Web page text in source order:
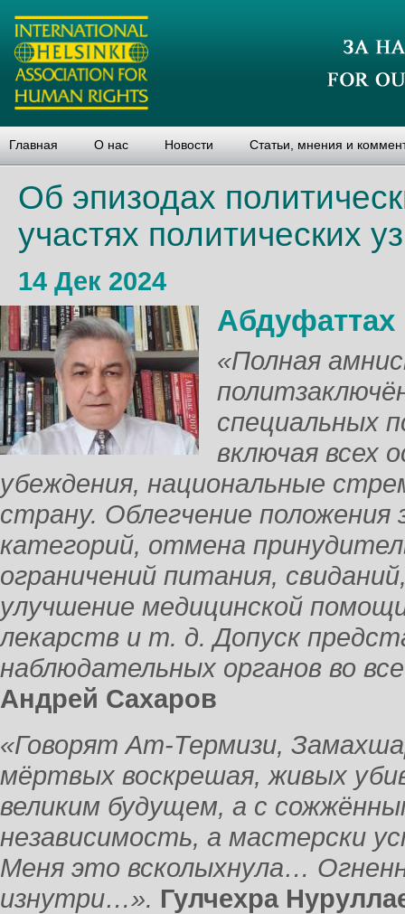
Главная О нас Новости Статьи, мнения и
Об эпизодах
участях политических
14 Дек 2024
«Полная
специальных
включая всех
убеждения, национальные
страну. Облегчение положения
категорий, отмена
ограничений питания,
улучшение медицинской
лекарств и т. д. Допуск
наблюдательных органов во
Андрей Сахаров
«Говорят Ат-Термизи,
мёртвых воскрешая, живых
великим будущем, а с
независимость, а мастерски
Меня это всколыхнула…
изнутри…». Гулчехра